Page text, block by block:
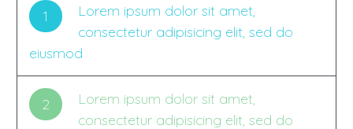
1
Lorem ipsum dolor sit amet,
consectetur adipisicing elit, sed do
eiusmod
2
Lorem ipsum dolor sit amet,
consectetur adipisicing elit, sed do